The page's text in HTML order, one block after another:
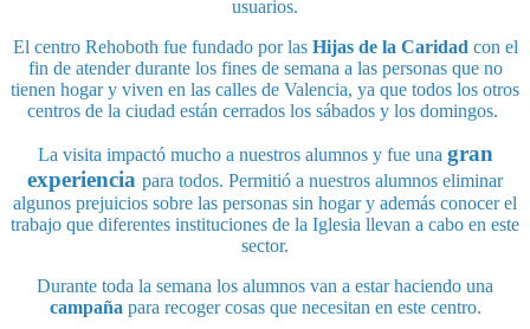
usuarios.
El centro Rehoboth fue fundado por las Hijas de la Caridadcon el
fin de atender durante los fines de semana a las personas que no
tienen hogar y viven en las calles de Valencia, ya que todos los otros
centros de la ciudad están cerrados los sábados y los domingos.
La visita impactó mucho a nuestros alumnos y fue una gran
experiencia para todos. Permitió a nuestros alumnos eliminar
algunos prejuicios sobre las personas sin hogar y además conocer el
trabajo que diferentes instituciones de la Iglesia llevan a cabo en este
sector.
Durante toda la semana los alumnos van a estar haciendo una
campañapara recoger cosas que necesitan en este centro.